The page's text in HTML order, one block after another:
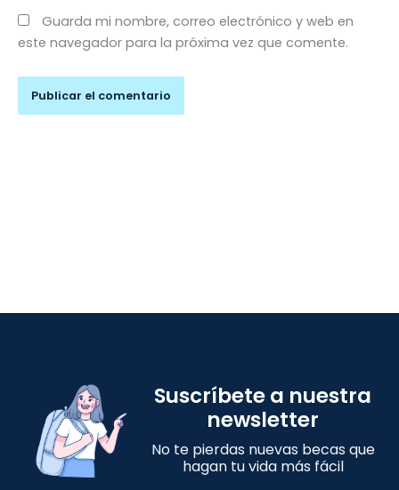
Guarda mi nombre, correo electrónico y web en
este navegador para la próxima vez que comente.
Suscríbete a nuestra
newsletter
No te pierdas nuevas becas que
hagan tu vida más fácil